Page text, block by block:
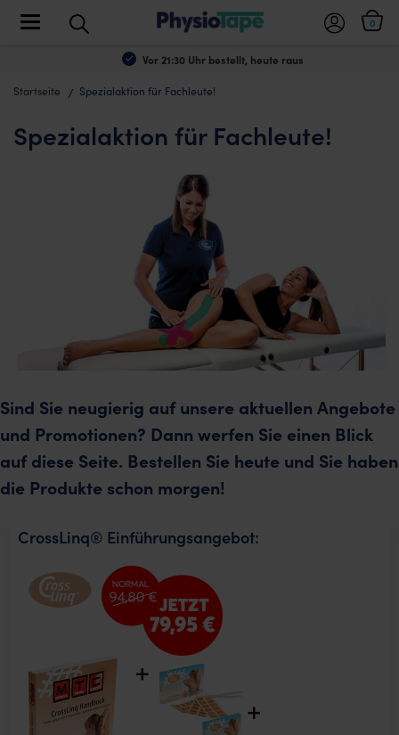
Vor 21:30 Uhr bestellt, heute raus
0
Toggle navigation
Startseite Spezialaktion für Fachleute!
Spezialaktion für Fachleute!
Sind Sie neugierig auf unsere aktuellen Angebote
und Promotionen? Dann werfen Sie einen Blick
auf diese Seite. Bestellen Sie heute und Sie haben
die Produkte schon morgen!
CrossLinq® Einführungsangebot: